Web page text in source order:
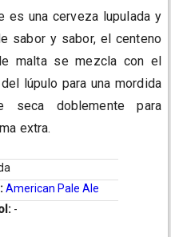
es una cerveza lupulada y
sabor y sabor, el centeno
malta se mezcla con el
lúpulo para una mordida
seca doblemente para
extra.
American Pale Ale
-